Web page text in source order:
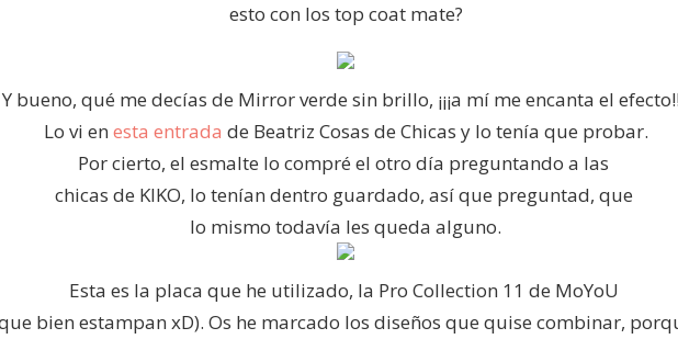
esto con los top coat mate?
Y bueno, qué me decías de Mirror verde sin brillo, ¡¡¡a mí me encanta el
Lo vi en esta entrada de Beatriz Cosas de Chicas y lo tenía que probar.
Por cierto, el esmalte lo compré el otro día preguntando a las
chicas de KIKO, lo tenían dentro guardado, así que preguntad, que
lo mismo todavía les queda alguno.
Esta es la placa que he utilizado, la Pro Collection 11 de MoYoU
bien estampan xD). Os he marcado los diseños que quise combinar,